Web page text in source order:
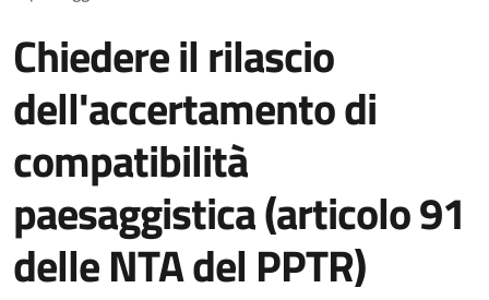
Chiedere il rilascio
dell'accertamento di
compatibilità
paesaggistica (articolo 91
delle NTA del PPTR)